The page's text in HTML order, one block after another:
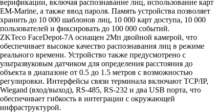
верификации, включая распознавание лиц, использование карт
EM-Marine, а также ввод пароля. Память устройства позволяет
хранить до 10 000 шаблонов лиц, 10 000 карт доступа, 10 000
пользователей и фиксировать до 100 000 событий.
ZKTeco FaceDepot-7A оснащен 2Мп двойной камерой, что
обеспечивает высокое качество распознавания лиц в режиме
реального времени. Устройство также предусмотрено с
ультразвуковым датчиком для определения расстояния до
объекта в диапазоне от 0.5 до 1.5 метров с возможностью
регулировки. Интерфейсы связи терминала включают TCP/IP,
Wiegand (вход/выход), RS-485, RS-232 и два USB порта, что
обеспечивает гибкость в интеграции с окружающей
инфраструктурой.